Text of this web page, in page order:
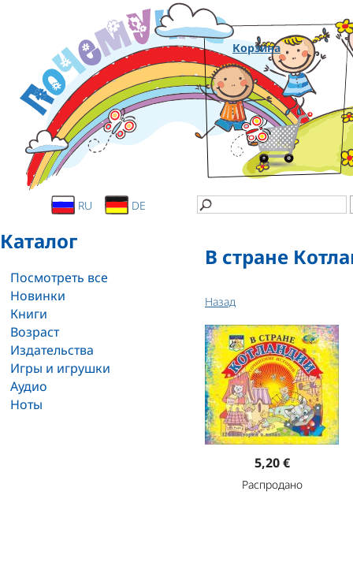
Корзина
RU DE
Каталог
Посмотреть все
Новинки
Книги
Возраст
Издательства
Игры и игрушки
Аудио
Ноты
В стране
Назад
5,20 €
Распродано